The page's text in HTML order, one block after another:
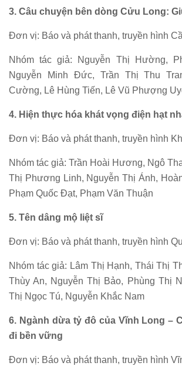
3. Câu chuyện bên dòng Cửu Long:
Đơn vị: Báo và phát thanh, truyền hình
Nhóm tác giả: Nguyễn Thị Hường,
Nguyễn Minh Đức, Trần Thị Thu
Cường, Lê Hùng Tiến, Lê Vũ Phượng
4. Hiện thực hóa khát vọng điện hạt
Đơn vị: Báo và phát thanh, truyền hình
Nhóm tác giả: Trần Hoài Hương, Ngô
Thị Phương Linh, Nguyễn Thị Ánh,
Phạm Quốc Đạt, Phạm Văn Thuận
5. Tên dâng mộ liệt sĩ
Đơn vị: Báo và phát thanh, truyền hình
Nhóm tác giả: Lâm Thị Hạnh, Thái Thị
Thùy An, Nguyễn Thị Bảo, Phùng Thị
Thị Ngọc Tú, Nguyễn Khắc Nam
6. Ngành dừa tỷ đô của Vĩnh Long –
đi bền vững
Đơn vị: Báo và phát thanh, truyền hình